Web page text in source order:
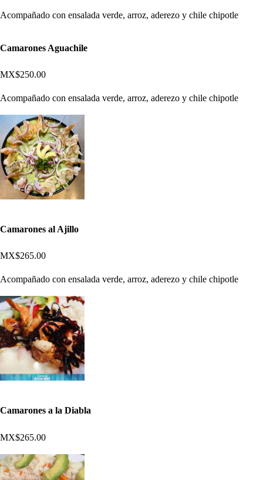
Acompañado con ensalada verde, arroz, aderezo y chile chipotle
Camarones Aguachile
MX$250.00
Acompañado con ensalada verde, arroz, aderezo y chile chipotle
Camarones al Ajillo
MX$265.00
Acompañado con ensalada verde, arroz, aderezo y chile chipotle
Camarones a la Diabla
MX$265.00